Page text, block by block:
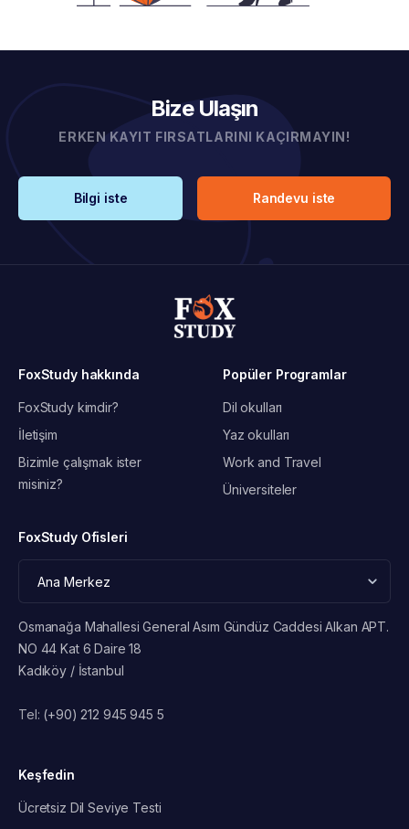
Bize Ulaşın
ERKEN KAYIT FIRSATLARINI KAÇIRMAYIN!
Bilgi iste Randevu iste
FoxStudy hakkında
FoxStudy kimdir?
İletişim
Bizimle çalışmak ister
misiniz?
Popüler Programlar
Dil okulları
Yaz okulları
Work and Travel
Üniversiteler
FoxStudy Ofisleri
Osmanağa Mahallesi General Asım Gündüz Caddesi Alkan APT.
NO 44 Kat 6 Daire 18
Kadıköy / İstanbul
Tel: (+90) 212 945 945 5
Keşfedin
Ücretsiz Dil Seviye Testi